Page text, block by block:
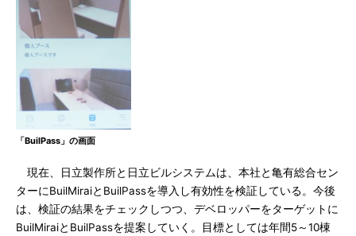
「BuilPass」の画面
現在、日立製作所と日立ビルシステムは、本社と亀有総合セン
ターにBuilMiraiとBuilPassを導入し有効性を検証している。今後
は、検証の結果をチェックしつつ、デベロッパーをターゲットに
BuilMiraiとBuilPassを提案していく。目標としては年間5～10棟